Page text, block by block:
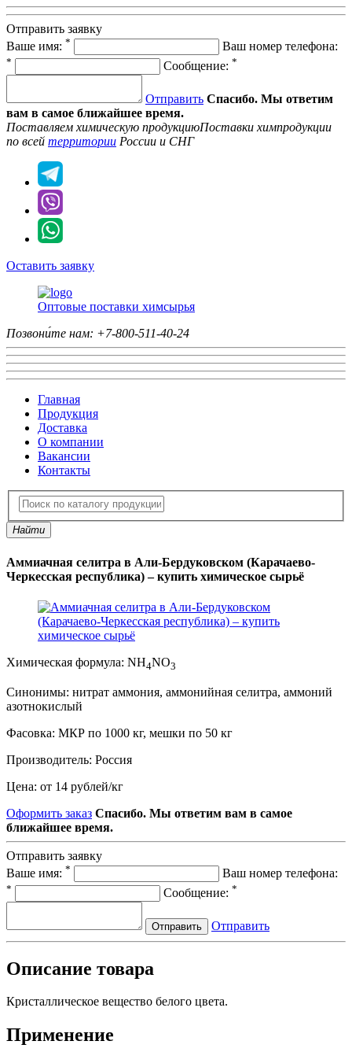
Отправить заявку
Ваше имя: * Ваш номер телефона:
* Сообщение: *
Отправить Спасибо. Мы ответим
вам в самое ближайшее время.
Поставляем химическую продукциюПоставки химпродукции
по всей территории России и СНГ
Оставить заявку
Оптовые поставки химсырья
Позвони́те нам: +7-800-511-40-24
Главная
Продукция
Доставка
О компании
Вакансии
Контакты
Найти
Аммиачная селитра в Али-Бердуковском (Карачаево-
Черкесская республика) – купить химическое сырьё
Химическая формула: NH4NO3
Синонимы: нитрат аммония, аммонийная селитра, аммоний
азотнокислый
Фасовка: МКР по 1000 кг, мешки по 50 кг
Производитель: Россия
Цена: от 14 рублей/кг
Оформить заказ Спасибо. Мы ответим вам в самое
ближайшее время.
Отправить заявку
Ваше имя: * Ваш номер телефона:
* Сообщение: *
Отправить Отправить
Описание товара
Кристаллическое вещество белого цвета.
Применение